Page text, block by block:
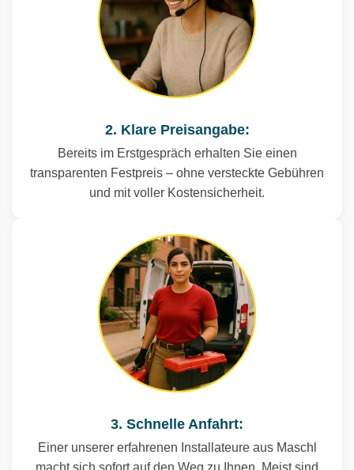
2. Klare Preisangabe:
Bereits im Erstgespräch erhalten Sie einen
transparenten Festpreis – ohne versteckte Gebühren
und mit voller Kostensicherheit.
3. Schnelle Anfahrt:
Einer unserer erfahrenen Installateure aus Maschl
macht sich sofort auf den Weg zu Ihnen. Meist sind